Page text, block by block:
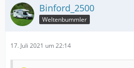
Binford_2500
Weltenbummler
17. Juli 2021 um 22:14